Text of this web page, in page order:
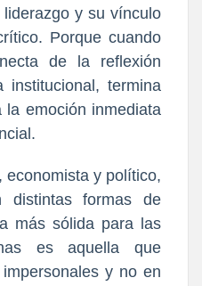
y su vínculo
Porque cuando
de la reflexión
termina
emoción inmediata
economista y político,
distintas formas de
más sólida para las
es aquella que
y no en